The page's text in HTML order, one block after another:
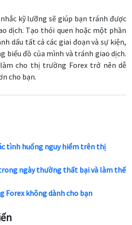
kỹ lưỡng sẽ giúp bạn tránh được
dịch. Tạo thói quen hoặc một phần
dấu tất cả các giai đoạn và sự kiện,
biểu đồ của mình và tránh giao dịch.
làm cho thị trường Forex trở nên dễ
cho bạn.
tình huống nguy hiểm trên thị
ngày thường thất bại và làm thế
Forex không dành cho bạn